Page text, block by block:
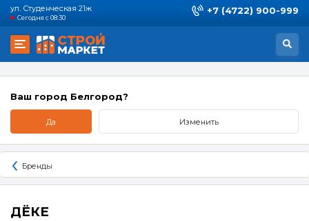
ул. Студенческая 21ж
Сегодня с 08:30
+7 (4722) 900-999
Ваш город Белгород?
Да Изменить
Бренды
ДЁКЕ